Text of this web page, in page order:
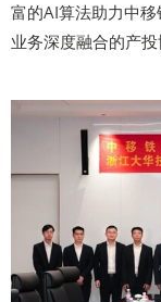
富的AI算法助力中移
业务深度融合的产投